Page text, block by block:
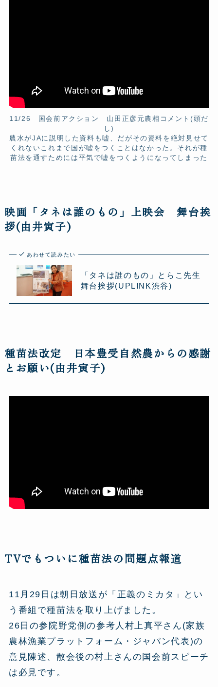
11/26 国会前アクション 山田正彦元農相コメント(頭だ
し)
農水がJAに説明した資料も嘘、だがその資料を絶対見せて
くれないこれまで国が嘘をつくことはなかった。それが種
苗法を通すためには平気で嘘をつくようになってしまった
映画「タネは誰のもの」上映会 舞台挨
拶(由井寅子)
あわせて読みたい
「タネは誰のもの」とらこ先生
舞台挨拶(UPLINK渋谷)
種苗法改定 日本豊受自然農からの感謝
とお願い(由井寅子)
TVでもついに種苗法の問題点報道
11月29日は朝日放送が「正義のミカタ」とい
う番組で種苗法を取り上げました。
26日の参院野党側の参考人村上真平さん(家族
農林漁業プラットフォーム・ジャパン代表)の
意見陳述、散会後の村上さんの国会前スピーチ
は必見です。